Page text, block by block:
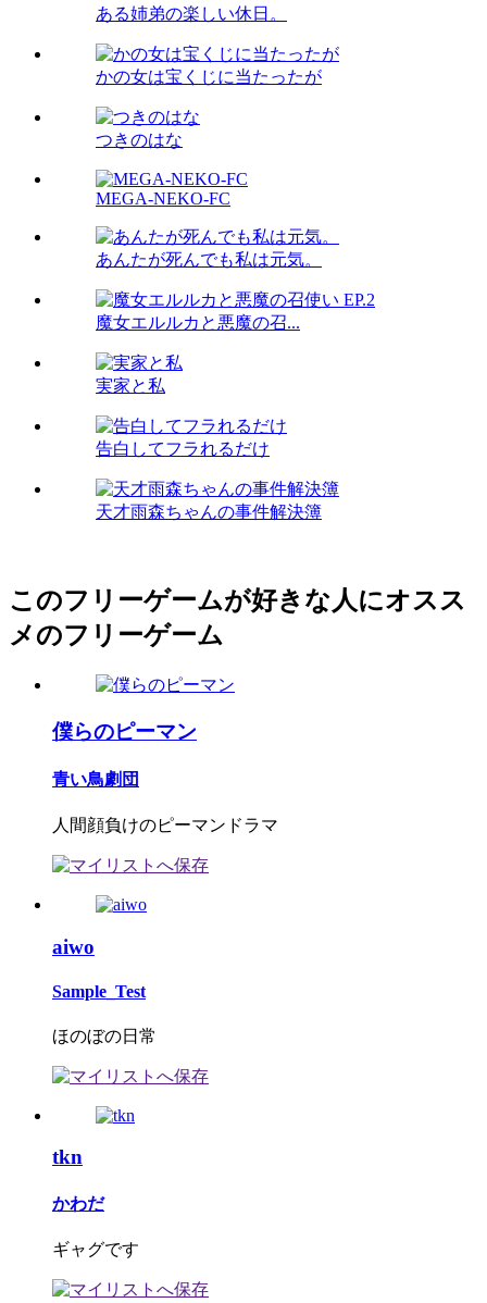
ある姉弟の楽しい休日。
かの女は宝くじに当たったが
つきのはな
MEGA-NEKO-FC
あんたが死んでも私は元気。
魔女エルルカと悪魔の召...
実家と私
告白してフラれるだけ
天才雨森ちゃんの事件解決簿
このフリーゲームが好きな人にオスス
メのフリーゲーム
僕らのピーマン
青い鳥劇団
人間顔負けのピーマンドラマ
aiwo
Sample_Test
ほのぼの日常
tkn
かわだ
ギャグです